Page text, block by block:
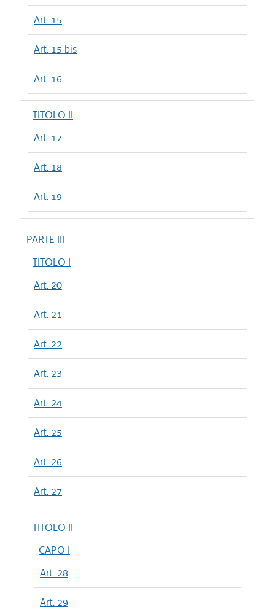
Art. 15
Art. 15 bis
Art. 16
TITOLO II
Art. 17
Art. 18
Art. 19
PARTE III
TITOLO I
Art. 20
Art. 21
Art. 22
Art. 23
Art. 24
Art. 25
Art. 26
Art. 27
TITOLO II
CAPO I
Art. 28
Art. 29